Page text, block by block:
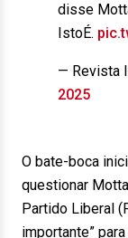
disse
IstoÉ.
— Revista
2025
O bate-boca
questionar
Partido Liberal
importante”